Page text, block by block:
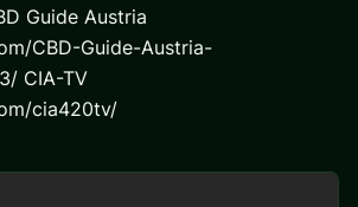
Guide Austria
CBD-Guide-Austria-
CIA-TV
cia420tv/